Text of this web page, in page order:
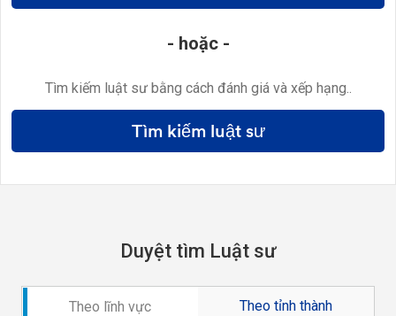
- hoặc -
Tìm kiếm luật sư bằng cách đánh giá và xếp hạng..
Tìm kiếm luật sư
Duyệt tìm Luật sư
Theo lĩnh vực Theo tỉnh thành